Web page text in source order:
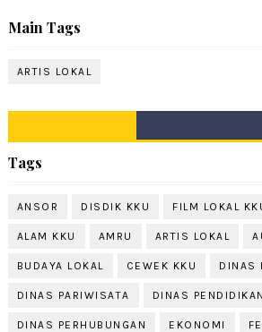
Main Tags
ARTIS LOKAL
Tags
ANSOR DISDIK KKU FILM LOKAL
ALAM KKU AMRU ARTIS LOKAL
BUDAYA LOKAL CEWEK KKU DINAS
DINAS PARIWISATA DINAS PENDIDIKAN
DINAS PERHUBUNGAN EKONOMI